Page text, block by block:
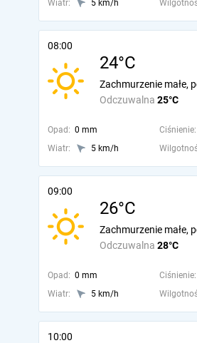
Wiatr: 5 km/h
08:00
24°C
Odczuwalna 25°C
Zachmurzenie małe,
Opad: 0 mm Ciśnienie:
Wiatr:
5 km/h
09:00
26°C
Odczuwalna 28°C
Zachmurzenie małe,
Opad: 0 mm Ciśnienie:
Wiatr:
5 km/h
10:00